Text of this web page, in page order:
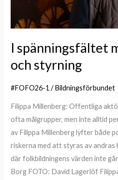
I spänningsfältet
och styrning
#FOFO26-1 /Bildningsförbundet
Filippa Millenberg: Offentliga
ofta målgrupper, men inte alltid
av Filippa Millenberg lyfter både
riskerna med att styras av andras
där folkbildningens värden inte
Borg FOTO: David Lagerlöf